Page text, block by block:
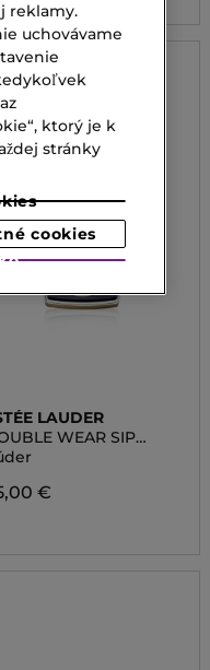
LAUDER
WEAR SIP
POWDER
€
reklamy.
uchovávame
ktorý je k
stránky
cookies